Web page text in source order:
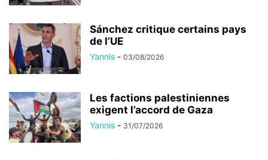
Sánchez critique certains pays
de l’UE
Yannis - 03/08/2026
Les factions palestiniennes
exigent l’accord de Gaza
Yannis - 31/07/2026